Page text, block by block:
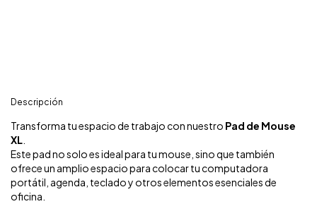
Descripción
Transforma tu espacio de trabajo con nuestro Pad de Mouse
XL
Este pad no solo es ideal para tu mouse, sino que también
ofrece un amplio espacio para colocar tu computadora
portátil, agenda, teclado y otros elementos esenciales de
oficina.